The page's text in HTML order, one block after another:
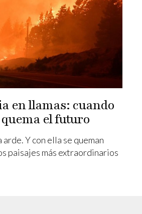
en llamas: cuando
el futuro
arde. Y con ella se queman
paisajes más extraordinarios